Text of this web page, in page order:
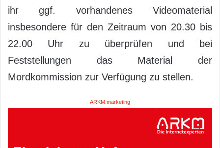
ihr ggf. vorhandenes Videomaterial
insbesondere für den Zeitraum von 20.30 bis
22.00 Uhr zu überprüfen und bei
Feststellungen das Material der
Mordkommission zur Verfügung zu stellen.
ARKM.marketing